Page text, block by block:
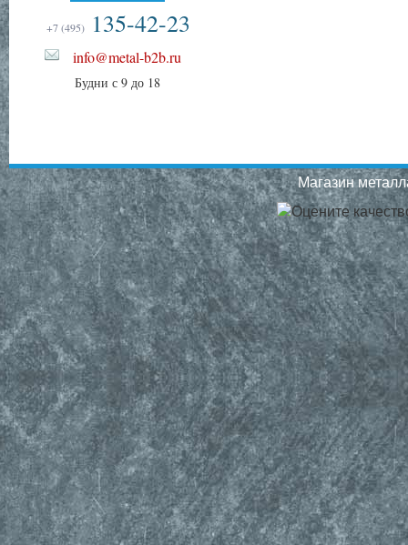
+7 (495) 135-42-23
info@metal-b2b.ru
Будни с 9 до 18
Магазин